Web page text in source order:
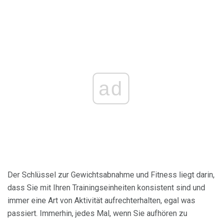
ad
Der Schlüssel zur Gewichtsabnahme und Fitness liegt darin,
dass Sie mit Ihren Trainingseinheiten konsistent sind und
immer eine Art von Aktivität aufrechterhalten, egal was
passiert. Immerhin, jedes Mal, wenn Sie aufhören zu